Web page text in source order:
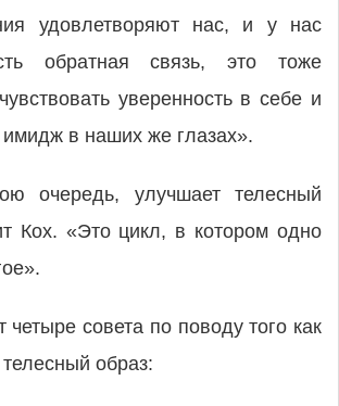
удовлетворяют нас, и у нас
обратная связь, это тоже
уверенность в себе и
в наших же глазах».
очередь, улучшает телесный
Кох. «Это цикл, в котором одно
четыре совета по поводу того как
образ: